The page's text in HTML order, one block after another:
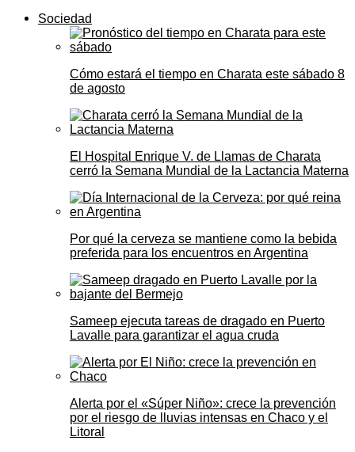
Sociedad
Cómo estará el tiempo en Charata este sábado 8
de agosto
El Hospital Enrique V. de Llamas de Charata
cerró la Semana Mundial de la Lactancia Materna
Por qué la cerveza se mantiene como la bebida
preferida para los encuentros en Argentina
Sameep ejecuta tareas de dragado en Puerto
Lavalle para garantizar el agua cruda
Alerta por el «Súper Niño»: crece la prevención
por el riesgo de lluvias intensas en Chaco y el
Litoral